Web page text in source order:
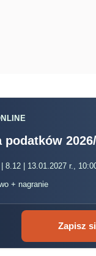
podatków
8.12 | 13.01.2027 r.,
+ nagranie
Zapisz